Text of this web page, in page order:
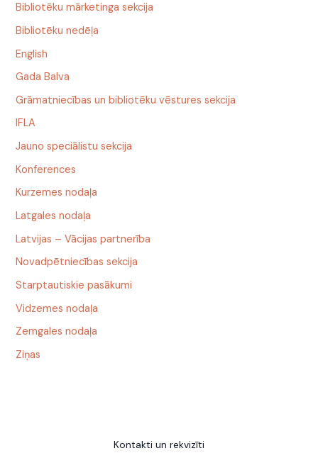
Bibliotēku mārketinga sekcija
Bibliotēku nedēļa
English
Gada Balva
Grāmatniecības un bibliotēku vēstures sekcija
IFLA
Jauno speciālistu sekcija
Konferences
Kurzemes nodaļa
Latgales nodaļa
Latvijas – Vācijas partnerība
Novadpētniecības sekcija
Starptautiskie pasākumi
Vidzemes nodaļa
Zemgales nodaļa
Ziņas
Kontakti un rekvizīti